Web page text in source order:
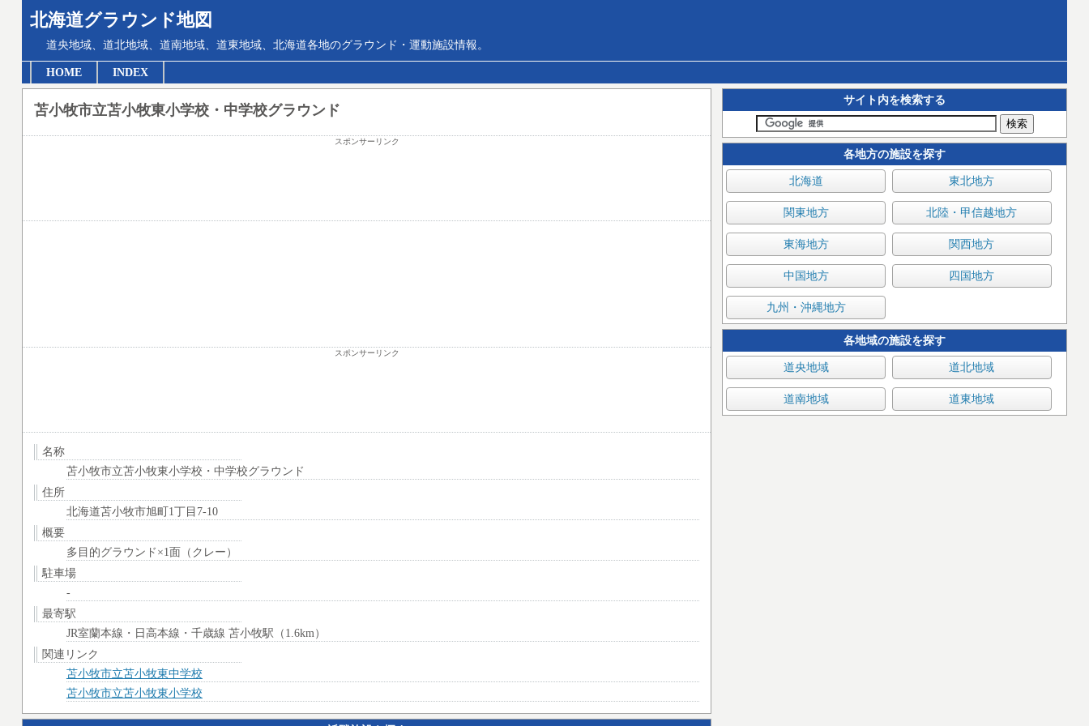
北海道グラウンド地図
道央地域、道北地域、道南地域、道東地域、北海道各地のグラウンド・運動施設情報。
HOME INDEX
サイト内を検索する
各地方の施設を探す
北海道 東北地方
関東地方 北陸・甲信越地方
東海地方 関西地方
中国地方 四国地方
九州・沖縄地方
各地域の施設を探す
道央地域 道北地域
道南地域 道東地域
苫小牧市立苫小牧東小学校・中学校グラウンド
スポンサーリンク
スポンサーリンク
名称
苫小牧市立苫小牧東小学校・中学校グラウンド
住所
北海道苫小牧市旭町1丁目7-10
概要
多目的グラウンド×1面（クレー）
駐車場
-
最寄駅
JR室蘭本線・日高本線・千歳線 苫小牧駅（1.6km）
関連リンク
苫小牧市立苫小牧東中学校
苫小牧市立苫小牧東小学校